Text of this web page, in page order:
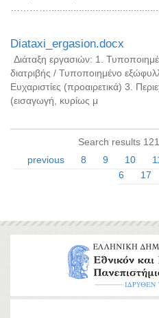
Diataxi_ergasion.docx
Διάταξη εργασιών: 1.
διατριβής / Τυποποιημένο
Ευχαριστίες (προαιρετικά) 3.
(εισαγωγή, κυρίως μ
Search results
previous
8 9 10
6
17